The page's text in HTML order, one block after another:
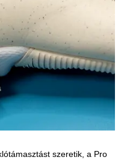
szeretik, a Pro